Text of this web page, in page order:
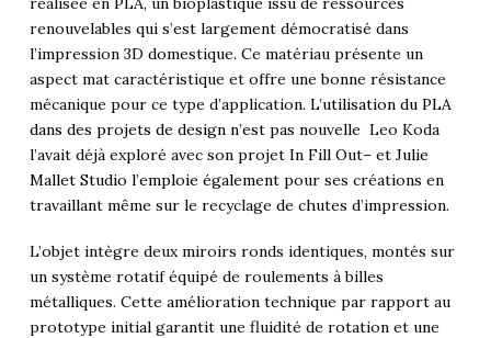
renouvelables qui s’est largement démocratisé dans
l’impression 3D domestique. Ce matériau présente un
aspect mat caractéristique et offre une bonne résistance
mécanique pour ce type d’application. L’utilisation du PLA
dans des projets de design n’est pas nouvelleLeo Koda
l’avait déjà exploré avec son projet In Fill Out– et Julie
Mallet Studio l’emploie égalementpour ses créations en
travaillant même sur le recyclage de chutes d’impression.
L’objet intègre deux miroirs ronds identiques, montés sur
un système rotatif équipé de roulements à billes
métalliques. Cette amélioration technique par rapport au
prototype initial garantit une fluidité de rotation et une